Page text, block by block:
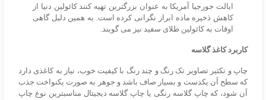
ایالت جورجیا آمریکا به عنوان بزرگترین تهیه کنند کائولین دنیا از
کاهش ذخیره ماده ابراز نگرانی کرده است. به همین دلیل گاهی
اوقات به کائولین طلای سفید نیز می گویند.
کاربرد کاغذ گلاسه
چاپ و تکثیر تصاویر تک رنگ و چند رنگ با کیفیت خوب، نیاز به کاغذی دارد
که سطح آن یکدست و بسیار صاف باشد و جوهر به صورت یکنواخت جذب
آن شود، که چاپ گلاسه رنگی یا چاپ گلاسه دیجیتال مناسبترین نوع چاپ